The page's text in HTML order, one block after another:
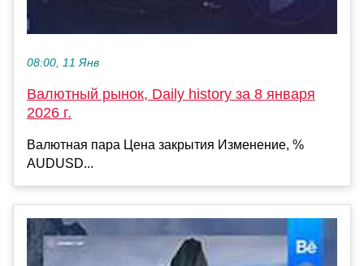
08:00, 11 Янв
Валютный рынок, Daily history за 8 января
2026 г.
Валютная пара Цена закрытия Изменение, %
AUDUSD...